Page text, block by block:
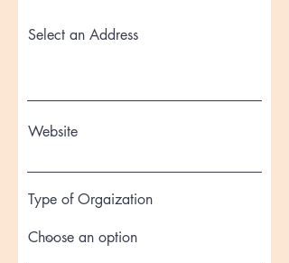
Select an Address
Website
Type of Orgaization